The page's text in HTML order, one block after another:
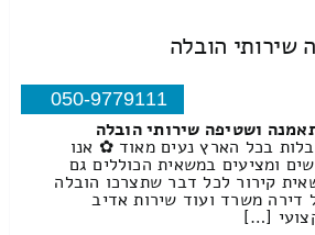
שירותי הובלה
050-9779111
ושטיפה שירותי הובלה
בכל הארץ נעים מאוד ✿ אנו
ומציעים במשאית הכוללים גם
קירור לכל דבר שתצרכו הובלה
דירה משרד ועוד שירות אדיב
[…]